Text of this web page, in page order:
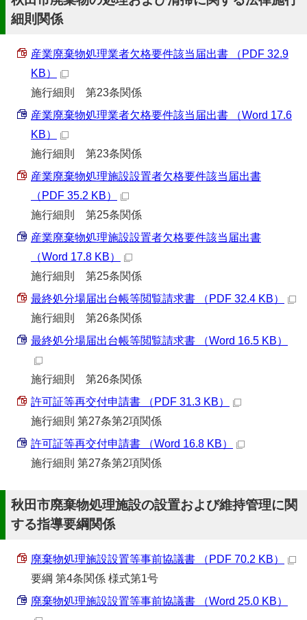
細則関係
産業廃棄物処理業者欠格要件該当届出書 （PDF 32.9
KB）
施行細則 第23条関係
産業廃棄物処理業者欠格要件該当届出書 （Word 17.6
KB）
施行細則 第23条関係
産業廃棄物処理施設設置者欠格要件該当届出書
（PDF 35.2 KB）
施行細則 第25条関係
産業廃棄物処理施設設置者欠格要件該当届出書
（Word 17.8 KB）
施行細則 第25条関係
最終処分場届出台帳等閲覧請求書 （PDF 32.4 KB）
施行細則 第26条関係
最終処分場届出台帳等閲覧請求書 （Word 16.5 KB）
施行細則 第26条関係
許可証等再交付申請書 （PDF 31.3 KB）
施行細則 第27条第2項関係
許可証等再交付申請書 （Word 16.8 KB）
施行細則 第27条第2項関係
秋田市廃棄物処理施設の設置および維持管理に関
する指導要綱関係
廃棄物処理施設設置等事前協議書 （PDF 70.2 KB）
要綱 第4条関係 様式第1号
廃棄物処理施設設置等事前協議書 （Word 25.0 KB）